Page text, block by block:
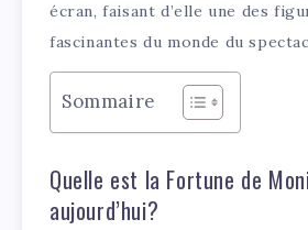
écran, faisant d’elle une des
fascinantes du monde du
Sommaire
Quelle est la Fortune de
aujourd’hui?